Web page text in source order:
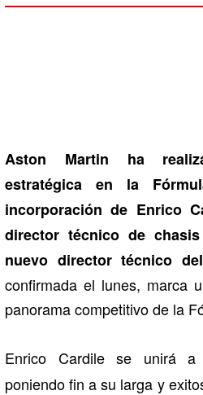
Aston Martin ha
estratégica en la
incorporación de Enrico
director técnico de
nuevo director técnico
confirmada el lunes, marca
panorama competitivo de la
Enrico Cardile se unirá a
poniendo fin a su larga y